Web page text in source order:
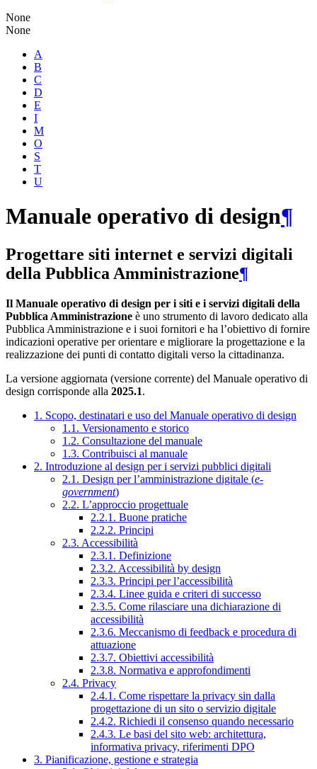
None
None
A
B
C
D
E
I
M
O
S
T
U
Manuale operativo di design¶
Progettare siti internet e servizi digitali
della Pubblica Amministrazione¶
Il Manuale operativo di design per i siti e i servizi digitali della
Pubblica Amministrazione è uno strumento di lavoro dedicato alla
Pubblica Amministrazione e i suoi fornitori e ha l’obiettivo di fornire
indicazioni operative per orientare e migliorare la progettazione e la
realizzazione dei punti di contatto digitali verso la cittadinanza.
La versione aggiornata (versione corrente) del Manuale operativo di
design corrisponde alla 2025.1.
1. Scopo, destinatari e uso del Manuale operativo di design
1.1. Versionamento e storico
1.2. Consultazione del manuale
1.3. Contribuisci al manuale
2. Introduzione al design per i servizi pubblici digitali
2.1. Design per l’amministrazione digitale (e-
government)
2.2. L’approccio progettuale
2.2.1. Buone pratiche
2.2.2. Principi
2.3. Accessibilità
2.3.1. Definizione
2.3.2. Accessibilità by design
2.3.3. Principi per l’accessibilità
2.3.4. Linee guida e criteri di successo
2.3.5. Come rilasciare una dichiarazione di
accessibilità
2.3.6. Meccanismo di feedback e procedura di
attuazione
2.3.7. Obiettivi accessibilità
2.3.8. Normativa e approfondimenti
2.4. Privacy
2.4.1. Come rispettare la privacy sin dalla
progettazione di un sito o servizio digitale
2.4.2. Richiedi il consenso quando necessario
2.4.3. Le basi del sito web: architettura,
informativa privacy, riferimenti DPO
3. Pianificazione, gestione e strategia